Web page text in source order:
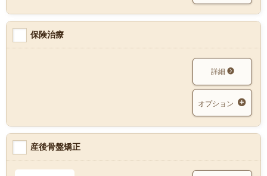
保険治療
詳細
オプション
産後骨盤矯正